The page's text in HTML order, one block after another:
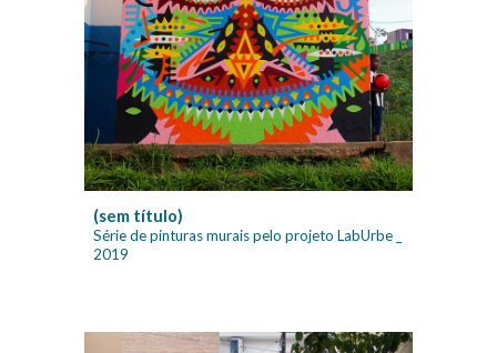
(sem título)
Série de pinturas muraispelo projeto LabUrbe _
2019